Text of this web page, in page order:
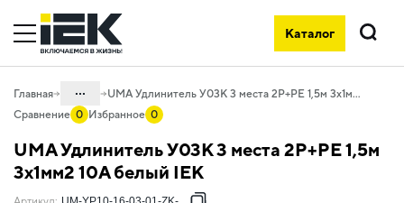
Каталог
Поиск
Главная ...
06. Изделия электроустановочные,
удлинители и силовые разъемы
UMA Удлинитель У03К 3 места 2P+PE 1,5м 3х1мм2 10А белый IEK
Сравнение 0 Избранное 0
UMA Удлинитель У03К 3 места 2P+PE 1,5м
3х1мм2 10А белый IEK